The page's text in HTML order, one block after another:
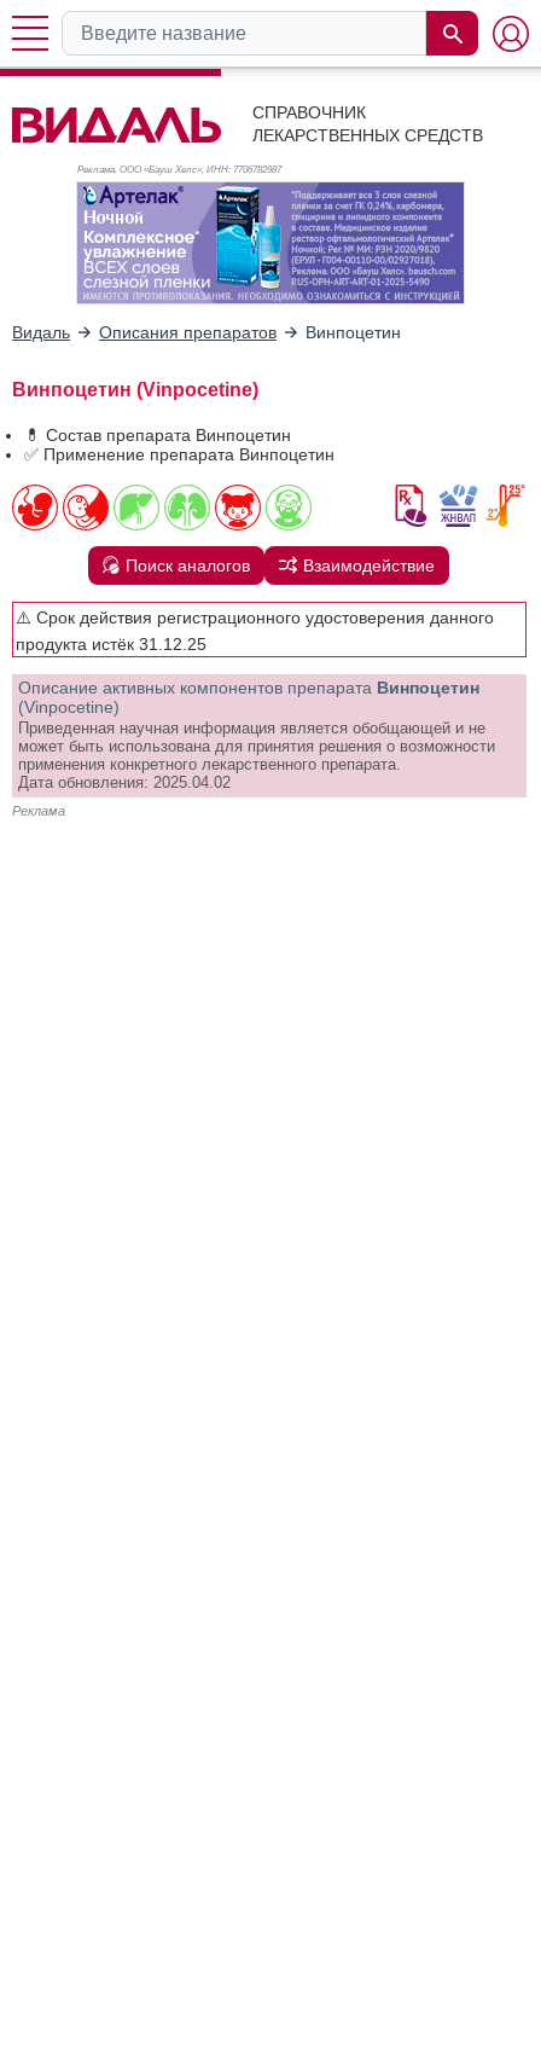
СПРАВОЧНИК
ЛЕКАРСТВЕННЫХ СРЕДСТВ
Реклама. ООО «Бауш Хелс», ИНН: 7706782987
Видаль Описания препаратов Винпоцетин
Винпоцетин (Vinpocetine)
💊 Состав препарата Винпоцетин
✅ Применение препарата Винпоцетин
Поиск аналогов Взаимодействие
⚠️ Срок действия регистрационного удостоверения данного
продукта истёк 31.12.25
Описание активных компонентов препарата Винпоцетин
(Vinpocetine)
Приведенная научная информация является обобщающей и не
может быть использована для принятия решения о возможности
применения конкретного лекарственного препарата.
Дата обновления: 2025.04.02
Реклама